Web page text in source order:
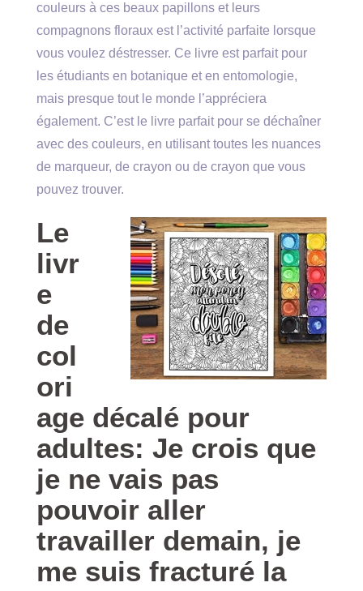
couleurs à ces beaux papillons et leurs
compagnons floraux est l’activité parfaite lorsque
vous voulez déstresser. Ce livre est parfait pour
les étudiants en botanique et en entomologie,
mais presque tout le monde l’appréciera
également. C’est le livre parfait pour se déchaîner
avec des couleurs, en utilisant toutes les nuances
de marqueur, de crayon ou de crayon que vous
pouvez trouver.
Le
livr
e
de
col
ori
age décalé pour
adultes: Je crois que
je ne vais pas
pouvoir aller
travailler demain, je
me suis fracturé la